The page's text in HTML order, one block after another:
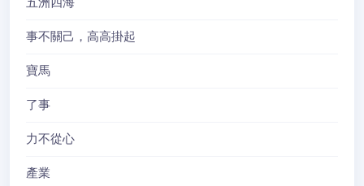
事不關己，高高掛起
寶馬
了事
力不從心
產業